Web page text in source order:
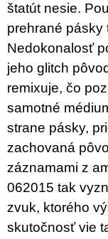
štatút nesie.
prehrané pásky
Nedokonalosť
jeho glitch
remixuje, čo
samotné
strane pásky,
zachovaná
záznamami z
062015 tak
zvuk, ktorého
skutočnosť vie